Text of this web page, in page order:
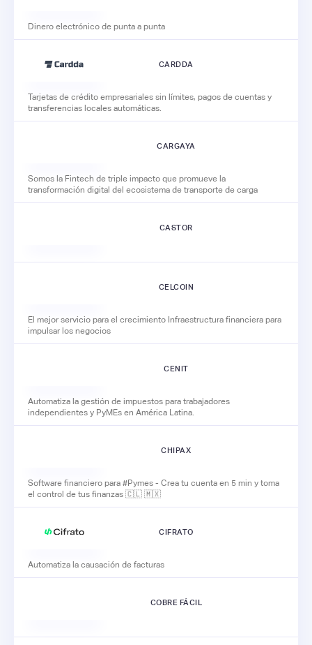
Dinero electrónico de punta a punta
CARDDA
Tarjetas de crédito empresariales sin límites, pagos de cuentas y
transferencias locales automáticas.
CARGAYA
Somos la Fintech de triple impacto que promueve la
transformación digital del ecosistema de transporte de carga
CASTOR
CELCOIN
El mejor servicio para el crecimiento Infraestructura financiera para
impulsar los negocios
CENIT
Automatiza la gestión de impuestos para trabajadores
independientes y PyMEs en América Latina.
CHIPAX
Software financiero para #Pymes - Crea tu cuenta en 5 min y toma
el control de tus finanzas 🇨🇱 🇲🇽
CIFRATO
Automatiza la causación de facturas
COBRE FÁCIL